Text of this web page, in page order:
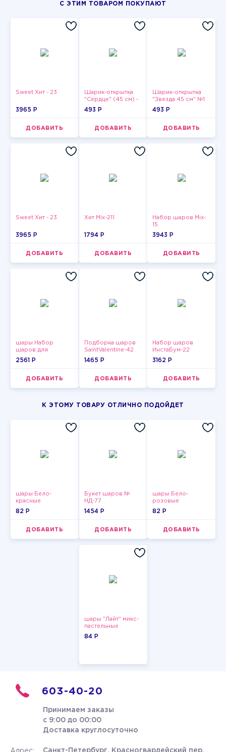
С ЭТИМ ТОВАРОМ ПОКУПАЮТ
Sweet Хит - 23
3965 P
ДОБАВИТЬ
Шарик-открытка
"Сердце" (45 см) -
2
493 P
ДОБАВИТЬ
Шарик-открытка
"Звезда 45 см" №1
493 P
ДОБАВИТЬ
Sweet Хит - 23
3965 P
ДОБАВИТЬ
Хит Mix-211
1794 P
ДОБАВИТЬ
Набор шаров Mix-
15
3943 P
ДОБАВИТЬ
шары Набор
шаров для
девушки-14
2561 P
ДОБАВИТЬ
Подборка шаров
SaintValentine-42
1465 P
ДОБАВИТЬ
Набор шаров
ИнстаБум-22
3162 P
ДОБАВИТЬ
К ЭТОМУ ТОВАРУ ОТЛИЧНО ПОДОЙДЕТ
шары Бело-
красные
пастельные
82 P
ДОБАВИТЬ
Букет шаров №
НД-77
1454 P
ДОБАВИТЬ
шары Бело-
розовые
пастельные
82 P
ДОБАВИТЬ
шары "Лайт" микс-
пастельные
84 P
603-40-20
Принимаем заказы
с 9:00 до 00:00
Доставка круглосуточно
Санкт-Петербург, Красногвардейский пер.